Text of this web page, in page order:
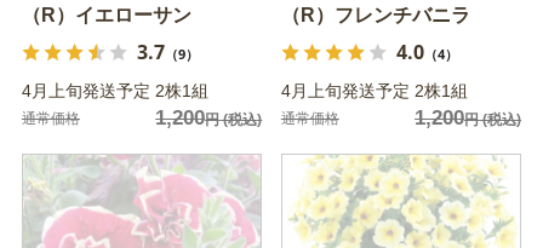
（R）イエローサン
3.7（9）
4月上旬発送予定 2株1組
通常価格 1,200円(税込)
（R）フレンチバニラ
4.0（4）
4月上旬発送予定 2株1組
通常価格 1,200円(税込)